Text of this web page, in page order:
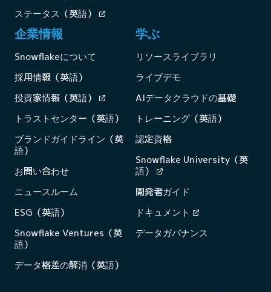
ステータス（英語）
企業情報
Snowflakeについて
採用情報（英語）
投資家情報（英語）
トラストセンター（英語）
ブランドガイドライン（英
語）
お問い合わせ
ニュースルーム
ESG（英語）
Snowflake Ventures（英
語）
データ格差の解消（英語）
学ぶ
リソースライブラリ
ライブデモ
AIデータクラウドの基礎
トレーニング（英語）
認定資格
Snowflake University（英
語）
開発者ガイド
ドキュメント
データガバナンス